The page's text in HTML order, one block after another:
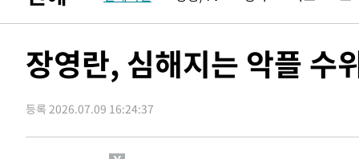
-26941초 전 >[속보]트럼프, 美 원정출산 금지 행정명령 서명
장영란, 심해지는 악플 수
등록 2026.07.09 16:24:37